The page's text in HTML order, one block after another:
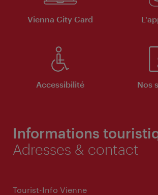
Vienna City Card
Accessibilité Nos
Informations
Adresses & contact
Tourist-Info Vienne